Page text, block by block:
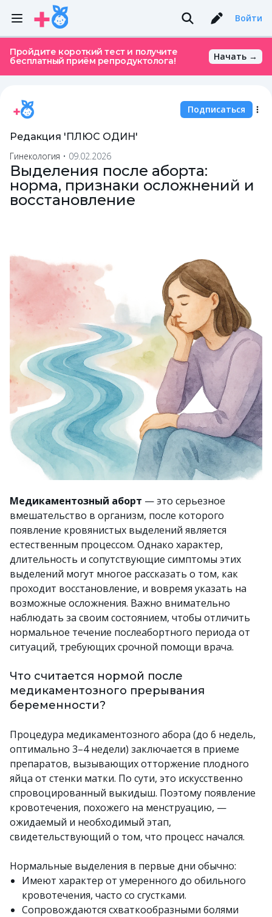
Войти
Пройдите короткий тест и получите
бесплатный приём репродуктолога!
Начать →
Редакция 'ПЛЮС ОДИН'
Подписаться
Гинекология • 09.02.2026
Выделения после аборта:
норма, признаки осложнений и
восстановление
Медикаментозный аборт — это серьезное
вмешательство в организм, после которого
появление кровянистых выделений является
естественным процессом. Однако характер,
длительность и сопутствующие симптомы этих
выделений могут многое рассказать о том, как
проходит восстановление, и вовремя указать на
возможные осложнения. Важно внимательно
наблюдать за своим состоянием, чтобы отличить
нормальное течение послеабортного периода от
ситуаций, требующих срочной помощи врача.
Что считается нормой после
медикаментозного прерывания
беременности?
Процедура медикаментозного абора (до 6 недель,
оптимально 3–4 недели) заключается в приеме
препаратов, вызывающих отторжение плодного
яйца от стенки матки. По сути, это искусственно
спровоцированный выкидыш. Поэтому появление
кровотечения, похожего на менструацию, —
ожидаемый и необходимый этап,
свидетельствующий о том, что процесс начался.
Нормальные выделения в первые дни обычно:
Имеют характер от умеренного до обильного
кровотечения, часто со сгустками.
Сопровождаются схваткообразными болями